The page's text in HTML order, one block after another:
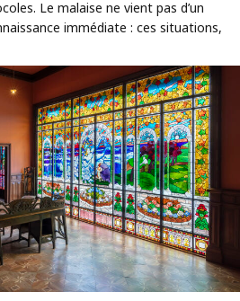
Le malaise ne vient pas d’un
immédiate : ces situations,